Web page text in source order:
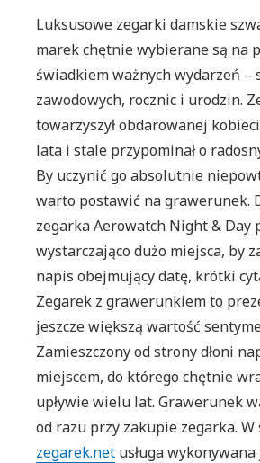
Luksusowe zegarki damskie
marek chętnie wybierane są na
świadkiem ważnych wydarzeń –
zawodowych, rocznic i urodzin.
towarzyszył obdarowanej
lata i stale przypominał o
By uczynić go absolutnie
warto postawić na grawerunek.
zegarka Aerowatch Night & Day
wystarczająco dużo miejsca, by
napis obejmujący datę, krótki
Zegarek z grawerunkiem to
jeszcze większą wartość
Zamieszczony od strony dłoni
miejscem, do którego chętnie
upływie wielu lat. Grawerunek
od razu przy zakupie zegarka.
zegarek.net usługa